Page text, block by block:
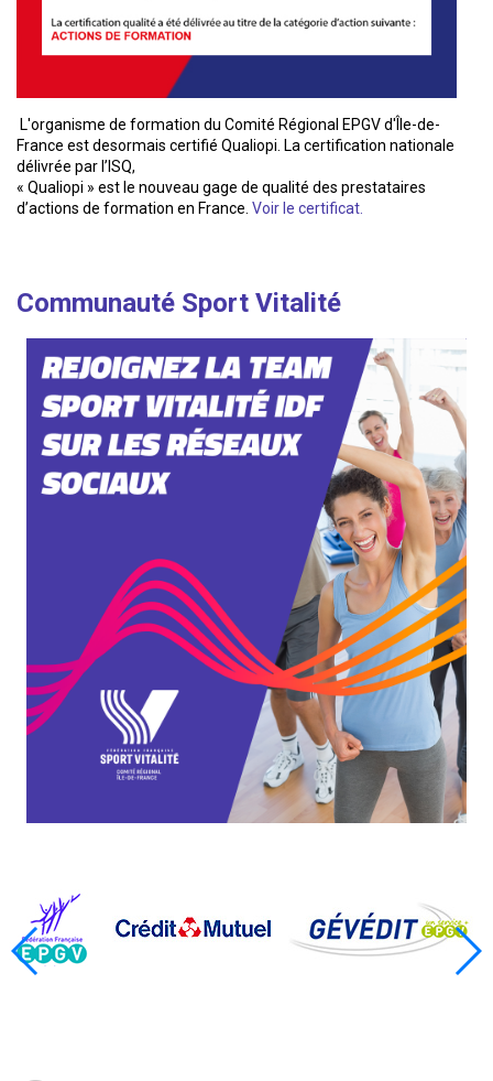
L'organisme de formation du Comité Régional EPGV d'Île-de-
France est desormais certifié Qualiopi. La certification nationale
délivrée par l’ISQ,
« Qualiopi » est le nouveau gage de qualité des prestataires
d’actions de formation en France. Voir le certificat.
Communauté Sport Vitalité